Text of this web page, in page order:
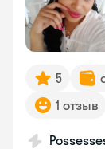
5
1 отзыв